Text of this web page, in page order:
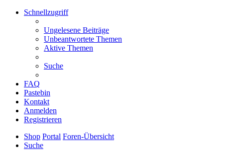
Schnellzugriff
Ungelesene Beiträge
Unbeantwortete Themen
Aktive Themen
Suche
FAQ
Pastebin
Kontakt
Anmelden
Registrieren
Shop Portal Foren-Übersicht
Suche